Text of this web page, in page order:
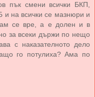
пък смени всички БКП,
на всички се мазнюри и
се вре, а е долен и в
за всеки държи по нещо
с наказателното дело
го потулиха? Ама по